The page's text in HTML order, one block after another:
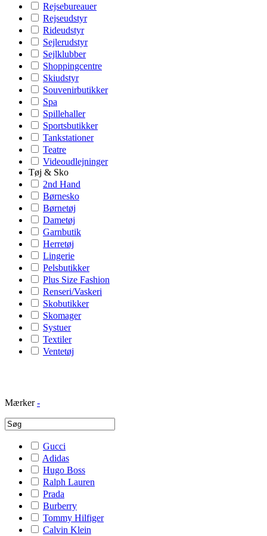
Rejsebureauer
Rejseudstyr
Rideudstyr
Sejlerudstyr
Sejlklubber
Shoppingcentre
Skiudstyr
Souvenirbutikker
Spa
Spillehaller
Sportsbutikker
Tankstationer
Teatre
Videoudlejninger
Tøj & Sko
2nd Hand
Børnesko
Børnetøj
Dametøj
Garnbutik
Herretøj
Lingerie
Pelsbutikker
Plus Size Fashion
Renseri/Vaskeri
Skobutikker
Skomager
Systuer
Textiler
Ventetøj
Mærker -
Gucci
Adidas
Hugo Boss
Ralph Lauren
Prada
Burberry
Tommy Hilfiger
Calvin Klein